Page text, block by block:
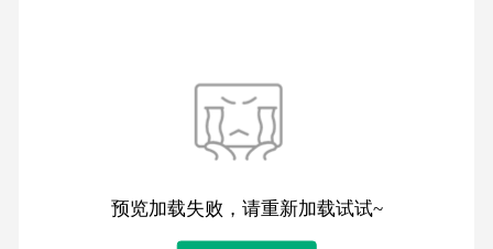
预览加载失败，请重新加载试试~